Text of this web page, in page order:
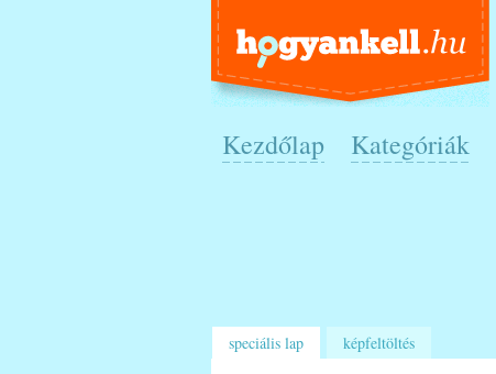
Kezdőlap Kategóriák
speciális lap képfeltöltés